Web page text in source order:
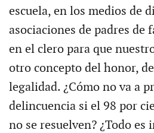
escuela, en los medios de
asociaciones de padres
en el clero para que
otro concepto del honor,
legalidad. ¿Cómo no va a
delincuencia si el 98 por
no se resuelven? ¿Todo es